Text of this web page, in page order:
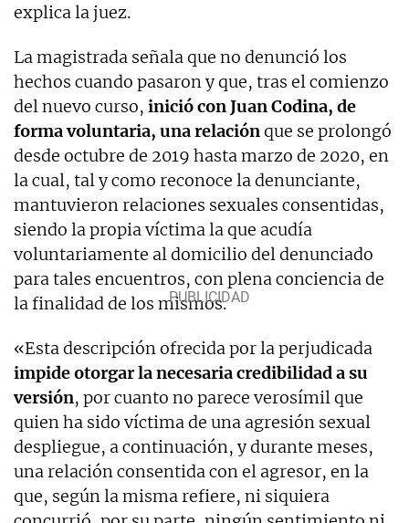
explica la juez.
La magistrada señala que no denunció los
hechos cuando pasaron y que, tras el comienzo
del nuevo curso, inició con Juan Codina, de
forma voluntaria, una relaciónque se prolongó
desde octubre de 2019 hasta marzo de 2020, en
la cual, tal y como reconoce la denunciante,
mantuvieron relaciones sexuales consentidas,
siendo la propia víctima la que acudía
voluntariamente al domicilio del denunciado
para tales encuentros, con plena conciencia de
la finalidad de los mismos.
«Esta descripción ofrecida por la perjudicada
impide otorgar la necesaria credibilidad a su
versión, por cuanto no parece verosímil que
quien ha sido víctima de una agresión sexual
despliegue, a continuación, y durante meses,
una relación consentida con el agresor, en la
que, según la misma refiere, ni siquiera